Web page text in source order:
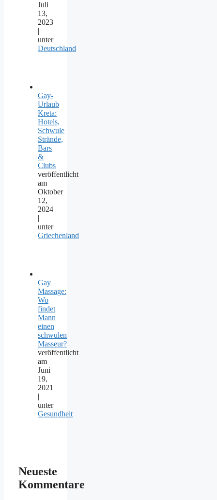
Juli
13,
2023
|
unter
Deutschland
Gay-
Urlaub
Kreta:
Hotels,
Schwule
Strände,
Bars
&
Clubs
veröffentlicht
am
Oktober
12,
2024
|
unter
Griechenland
Gay
Massage:
Wo
findet
Mann
einen
schwulen
Masseur?
veröffentlicht
am
Juni
19,
2021
|
unter
Gesundheit
Neueste
Kommentare